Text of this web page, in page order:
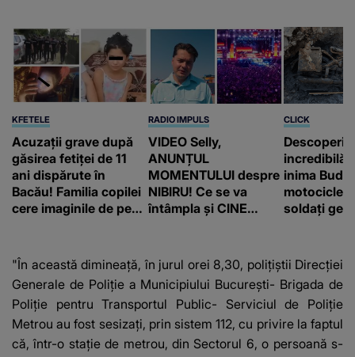
KFETELE
Acuzații grave după
găsirea fetiței de 11
ani dispărute în
Bacău! Familia copilei
cere imaginile de pe
a mai dus sora mea...”
RADIO IMPULS
VIDEO Selly,
ANUNȚUL
MOMENTULUI despre
NIBIRU! Ce se va
întâmpla și CINE
e ciudă că..."
CLICK
incredibilă
inima
soldați
"În această dimineaţă, în jurul orei 8,30, poliţiştii Direcţiei
Generale de Poliţie a Municipiului Bucureşti- Brigada de
Poliţie pentru Transportul Public- Serviciul de Poliţie
Metrou au fost sesizaţi, prin sistem 112, cu privire la faptul
că, într-o staţie de metrou, din Sectorul 6, o persoană s-